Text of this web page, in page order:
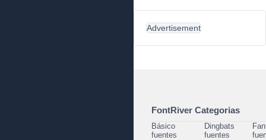
Advertisement
FontRiver Categorias
Básico
fuentes
Dingbats
fuentes